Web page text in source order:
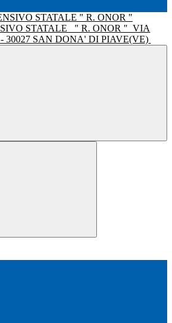
STATALE " R. ONOR " VIA
30027 SAN DONA' DI PIAVE(VE)